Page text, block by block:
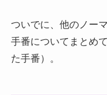
ついでに、他のノー
手番についてまとめ
た手番）。